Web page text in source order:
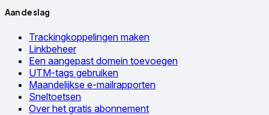
Aan de slag
Trackingkoppelingen maken
Linkbeheer
Een aangepast domein toevoegen
UTM-tags gebruiken
Maandelijkse e-mailrapporten
Sneltoetsen
Over het gratis abonnement